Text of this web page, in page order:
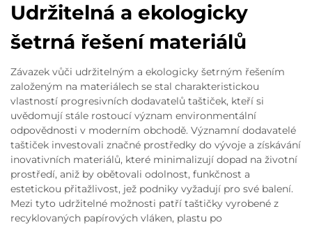
Udržitelná a ekologicky
šetrná řešení materiálů
Závazek vůči udržitelným a ekologicky šetrným řešením
založeným na materiálech se stal charakteristickou
vlastností progresivních dodavatelů taštiček, kteří si
uvědomují stále rostoucí význam environmentální
odpovědnosti v moderním obchodě. Významní dodavatelé
taštiček investovali značné prostředky do vývoje a získávání
inovativních materiálů, které minimalizují dopad na životní
prostředí, aniž by obětovali odolnost, funkčnost a
estetickou přitažlivost, jež podniky vyžadují pro své balení.
Mezi tyto udržitelné možnosti patří taštičky vyrobené z
recyklovaných papírových vláken, plastu po